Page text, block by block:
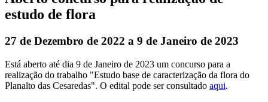
estudo de flora
27 de Dezembro de 2022 a 9 de Janeiro de 2023
Está aberto até dia 9 de Janeiro de 2023 um concurso para a
realização do trabalho "Estudo base de caracterização da flora do
Planalto das Cesaredas". O edital pode ser consultado aqui.